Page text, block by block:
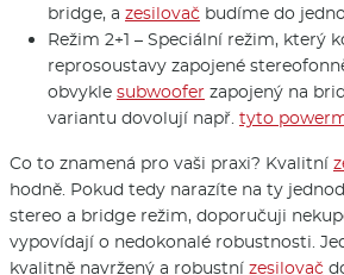
bridge, a zesilovač budíme do
Režim 2+1 – Speciální režim, který
reprosoustavy zapojené
obvykle subwoofer zapojený na
variantu dovolují např. tyto
Co to znamená pro vaši praxi? Kvalitní
hodně. Pokud tedy narazíte na ty
stereo a bridge režim, doporučuji
vypovídají o nedokonalé robustnosti.
kvalitně navržený a robustní zesilovač